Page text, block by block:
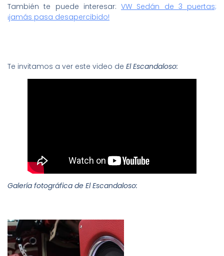
También te puede interesar: VW Sedán de 3 puertas;
¡jamás pasa desapercibido!
Te invitamos a ver este video de El Escandaloso:
Galería fotográfica de El Escandaloso: